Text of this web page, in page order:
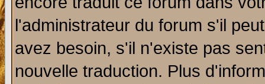
l'administrateur du forum s'il
avez besoin, s'il n'existe pas
nouvelle traduction. Plus